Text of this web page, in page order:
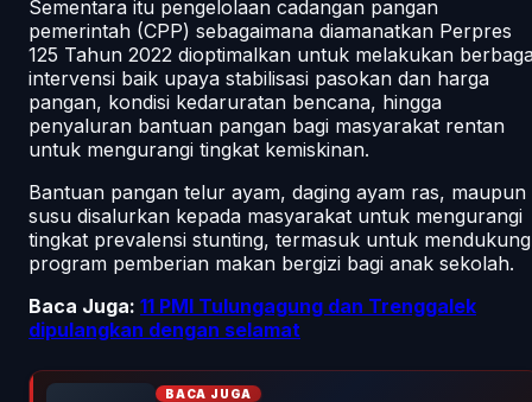
Sementara itu pengelolaan cadangan pangan
pemerintah (CPP) sebagaimana diamanatkan Perpres
125 Tahun 2022 dioptimalkan untuk melakukan
intervensi baik upaya stabilisasi pasokan dan harga
pangan, kondisi kedaruratan bencana, hingga
penyaluran bantuan pangan bagi masyarakat rentan
untuk mengurangi tingkat kemiskinan.
Bantuan pangan telur ayam, daging ayam ras, maupun
susu disalurkan kepada masyarakat untuk mengurangi
tingkat prevalensi stunting, termasuk untuk mendukung
program pemberian makan bergizi bagi anak sekolah.
Baca Juga: 11 PMI Tulungagung dan Trenggalek
dipulangkan dengan selamat
BACA JUGA